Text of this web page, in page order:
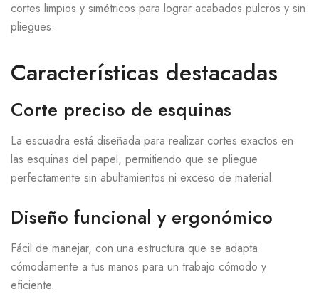
cortes limpios y simétricos para lograr acabados pulcros y sin
pliegues.
Características destacadas
Corte preciso de esquinas
La escuadra está diseñada para realizar cortes exactos en
las esquinas del papel, permitiendo que se pliegue
perfectamente sin abultamientos ni exceso de material.
Diseño funcional y ergonómico
Fácil de manejar, con una estructura que se adapta
cómodamente a tus manos para un trabajo cómodo y
eficiente.